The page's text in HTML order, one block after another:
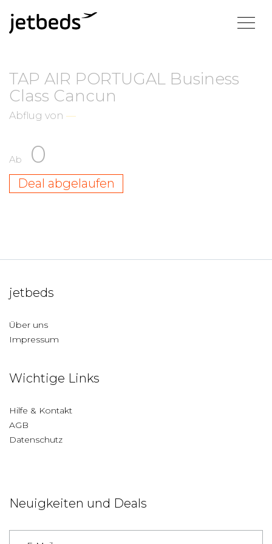
TAP AIR PORTUGAL Business
Class Cancun
Abflug von —
Ab 0
Deal abgelaufen
jetbeds
Über uns
Impressum
Wichtige Links
Hilfe & Kontakt
AGB
Datenschutz
Neuigkeiten und Deals